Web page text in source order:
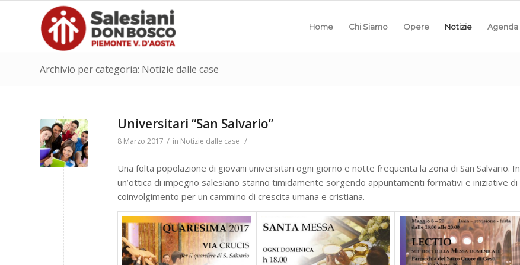
Home Chi Siamo Opere Notizie Agenda
Archivio per categoria: Notizie dalle case
Universitari “San Salvario”
8 Marzo 2017 / in Notizie dalle case /
Una folta popolazione di giovani universitari ogni giorno e notte frequenta la zona di San Salvario. In
un’ottica di impegno salesiano stanno timidamente sorgendo appuntamenti formativi e iniziative di
coinvolgimento per un cammino di crescita umana e cristiana.